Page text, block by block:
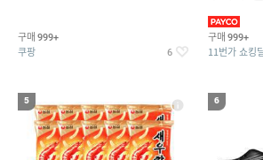
구매 999+
쿠팡 6
구매 999+
11번가 쇼킹
5 6